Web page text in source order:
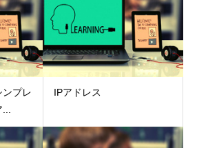
ンプレ
IPアドレス